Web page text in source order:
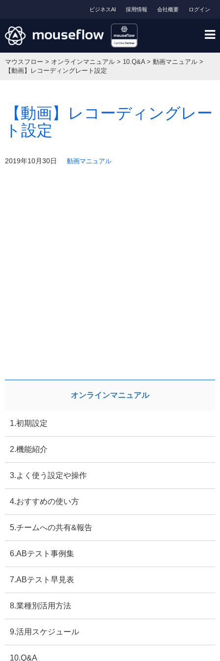
ログイン
会社概要
採用情報
ビジネスAI
マウスフロー > オンラインマニュアル > 10.Q&A> 動画マニュアル >
【動画】レコーディングレート設定
【動画】レコーディングレー
ト設定
2019年10月30日 動画マニュアル
オンラインマニュアル
1.初期設定
2.機能紹介
3.よく使う設定や操作
4.おすすめの使い方
5.チームへの共有&報告
6.ABテスト事例集
7.ABテスト早見表
8.業種別活用方法
9.活用スケジュール
10.Q&A